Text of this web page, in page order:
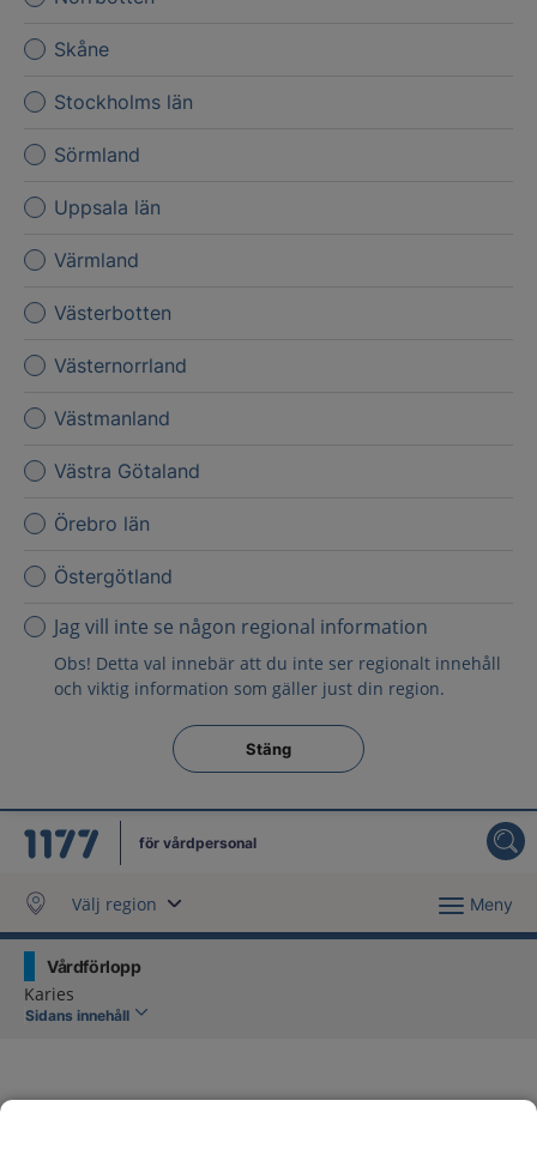
Skåne
Stockholms län
Sörmland
Uppsala län
Värmland
Västerbotten
Västernorrland
Västmanland
Västra Götaland
Örebro län
Östergötland
Jag vill inte se någon regional information
Obs! Detta val innebär att du inte ser regionalt innehåll
och viktig information som gäller just din region.
Stäng regionsväljaren
Stäng
för vårdpersonal
Välj region Meny
Vårdförlopp
Karies
Sidans innehåll